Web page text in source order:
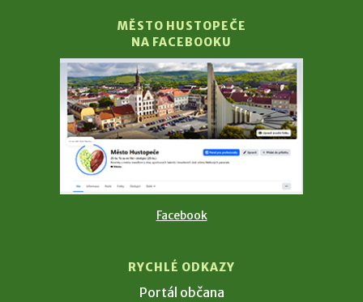
MĚSTO HUSTOPEČE
NA FACEBOOKU
Facebook
RYCHLÉ ODKAZY
Portál občana